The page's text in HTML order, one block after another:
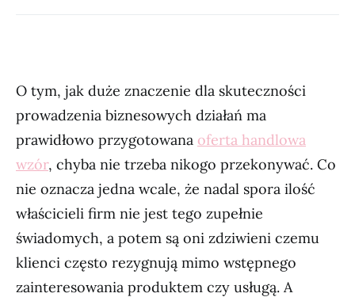
O tym, jak duże znaczenie dla skuteczności
prowadzenia biznesowych działań ma
prawidłowo przygotowana oferta handlowa
wzór, chyba nie trzeba nikogo przekonywać. Co
nie oznacza jedna wcale, że nadal spora ilość
właścicieli firm nie jest tego zupełnie
świadomych, a potem są oni zdziwieni czemu
klienci często rezygnują mimo wstępnego
zainteresowania produktem czy usługą. A